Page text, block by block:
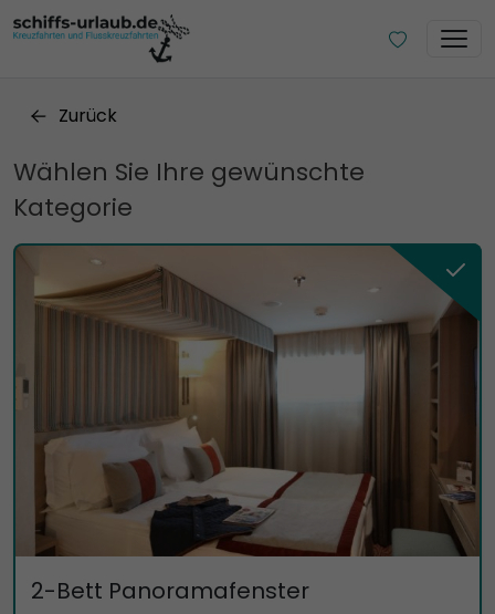
Zurück
Wählen Sie Ihre gewünschte
Kategorie
2-Bett Panoramafenster